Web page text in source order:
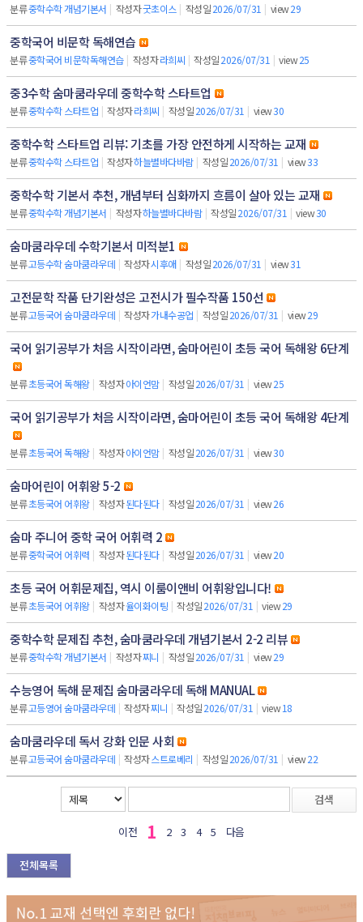
분류중학수학 개념기본서 | 작성자굿초이스 | 작성일2026/07/31 | view29
중학국어 비문학 독해연습
분류중학국어 비문학독해연습 | 작성자라희씨 | 작성일2026/07/31 | view25
중3수학 숨마쿰라우데 중학수학 스타트업
분류중학수학 스타트업 | 작성자라희씨 | 작성일2026/07/31 | view30
중학수학 스타트업 리뷰: 기초를 가장 안전하게 시작하는 교재
분류중학수학 스타트업 | 작성자하늘별바다바람 | 작성일2026/07/31 | view33
중학수학 기본서 추천, 개념부터 심화까지 흐름이 살아 있는 교재
분류중학수학 개념기본서 | 작성자하늘별바다바람 | 작성일2026/07/31 | view30
숨마쿰라우데 수학기본서 미적분1
분류고등수학 숨마쿰라우데 | 작성자시후애 | 작성일2026/07/31 | view31
고전문학 작품 단기완성은 고전시가 필수작품 150선
분류고등국어 숨마쿰라우데 | 작성자가내수공업 | 작성일2026/07/31 | view29
국어 읽기공부가 처음 시작이라면, 숨마어린이 초등 국어 독해왕 6단계
분류초등국어 독해왕 | 작성자아이언맘 | 작성일2026/07/31 | view25
국어 읽기공부가 처음 시작이라면, 숨마어린이 초등 국어 독해왕 4단계
분류초등국어 독해왕 | 작성자아이언맘 | 작성일2026/07/31 | view30
숨마어린이 어휘왕 5-2
분류초등국어 어휘왕 | 작성자된다된다 | 작성일2026/07/31 | view26
숨마 주니어 중학 국어 어휘력 2
분류중학국어 어휘력 | 작성자된다된다 | 작성일2026/07/31 | view20
초등 국어 어휘문제집, 역시 이룸이앤비 어휘왕입니다!
분류초등국어 어휘왕 | 작성자율이화이팅 | 작성일2026/07/31 | view29
중학수학 문제집 추천, 숨마쿰라우데 개념기본서 2-2 리뷰
분류중학수학 개념기본서 | 작성자찌니 | 작성일2026/07/31 | view29
수능영어 독해 문제집 숨마쿰라우데 독해 MANUAL
분류고등영어 숨마쿰라우데 | 작성자찌니 | 작성일2026/07/31 | view18
숨마쿰라우데 독서 강화 인문 사회
분류고등국어 숨마쿰라우데 | 작성자스트로베리 | 작성일2026/07/31 | view22
검색
이전 1 2 3 4 5 다음
전체목록